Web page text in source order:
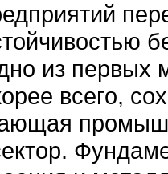
из первых
всего,